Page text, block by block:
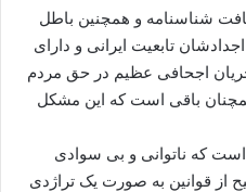
شناسنامه و همچنین باطل
تابعیت ایرانی و دارای
اجحافی عظیم در حق مردم
باقی است که این مشکل
که ناتوانی و بی سوادی
قوانین به صورت یک تراژدی